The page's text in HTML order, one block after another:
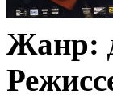
Жанр: